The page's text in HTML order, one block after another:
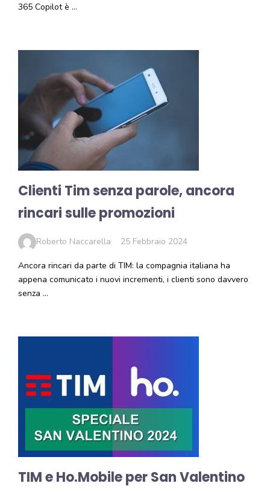
365 Copilot è …
Clienti Tim senza parole, ancora
rincari sulle promozioni
Roberto Naccarella 25 Febbraio 2024
Ancora rincari da parte di TIM: la compagnia italiana ha
appena comunicato i nuovi incrementi, i clienti sono davvero
senza …
TIM e Ho.Mobile per San Valentino